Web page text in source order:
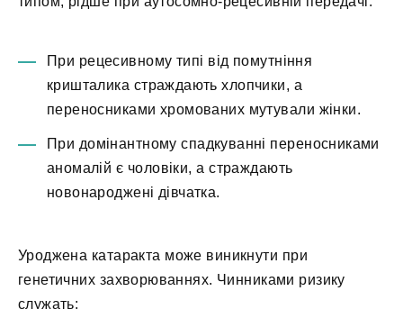
При рецесивному типі від помутніння
кришталика страждають хлопчики, а
переносниками хромованих мутували жінки.
При домінантному спадкуванні переносниками
аномалій є чоловіки, а страждають
новонароджені дівчатка.
Уроджена катаракта може виникнути при
генетичних захворюваннях. Чинниками ризику
служать: